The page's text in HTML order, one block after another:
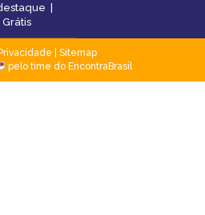
|
Grátis
Sitemap
pelo time do EncontraBrasil